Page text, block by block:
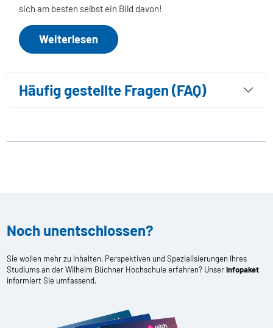
sich am besten selbst ein Bild davon!
Weiterlesen
Häufig gestellte Fragen (FAQ)
Noch unentschlossen?
Sie wollen mehr zu Inhalten, Perspektiven und Spezialisierungen Ihres
Studiums an der Wilhelm Büchner Hochschule erfahren? UnserInfopaket
informiert Sie umfassend.